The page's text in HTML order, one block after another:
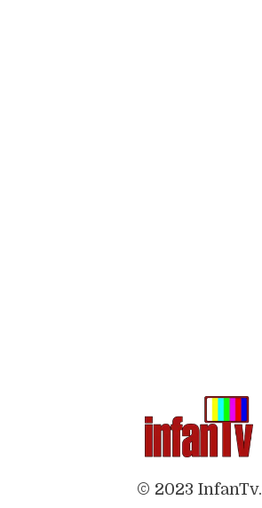
© 2023 InfanTv.